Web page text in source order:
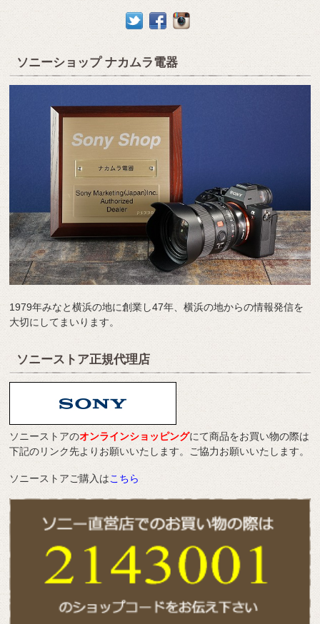
ソニーショップ ナカムラ電器
1979年みなと横浜の地に創業し47年、横浜の地からの情報発信を
大切にしてまいります。
ソニーストア正規代理店
ソニーストアのオンラインショッピングにて商品をお買い物の際は
下記のリンク先よりお願いいたします。ご協力お願いいたします。
ソニーストアご購入はこちら